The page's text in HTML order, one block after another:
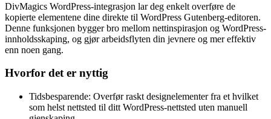
DivMagics WordPress-integrasjon lar deg enkelt overføre de
kopierte elementene dine direkte til WordPress Gutenberg-editoren.
Denne funksjonen bygger bro mellom nettinspirasjon og WordPress-
innholdsskaping, og gjør arbeidsflyten din jevnere og mer effektiv
enn noen gang.
Hvorfor det er nyttig
Tidsbesparende: Overfør raskt designelementer fra et hvilket
som helst nettsted til ditt WordPress-nettsted uten manuell